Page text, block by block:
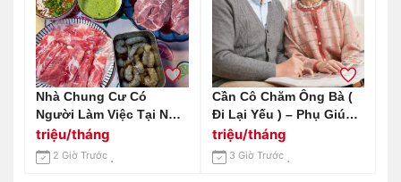
Nhà Chung Cư Có
Người Làm Việc Tại Nhà
Nên Cần Cô Giusp Việc
triệu/tháng
2 Giờ Trước
Cần Cô Chăm Ông Bà (
Đi Lại Yếu ) – Phụ Giúp
Việc Nhà Đi Về
triệu/tháng
3 Giờ Trước